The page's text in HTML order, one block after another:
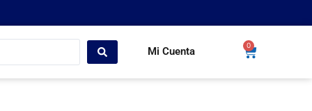
Mi Cuenta
0